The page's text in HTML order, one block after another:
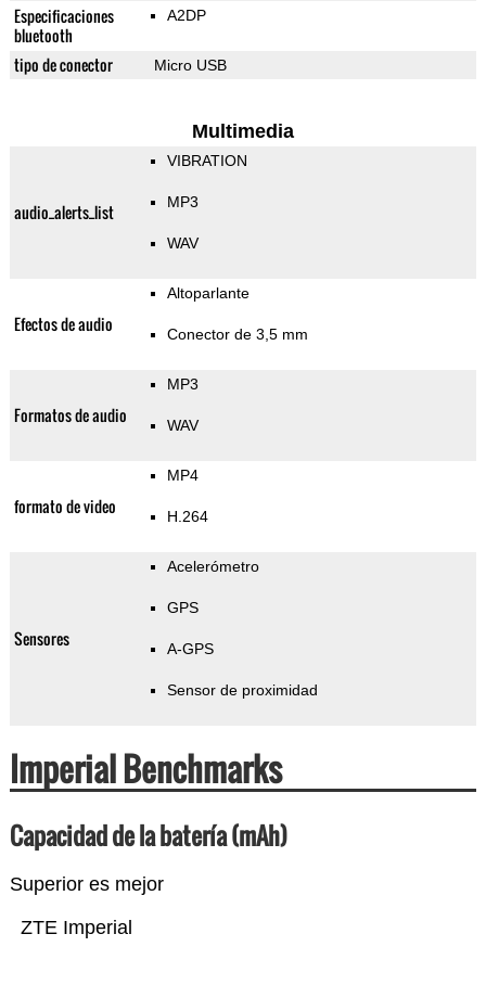
Especificaciones
bluetooth
A2DP
tipo de conector Micro USB
Multimedia
audio_alerts_list
VIBRATION
MP3
WAV
Efectos de audio
Altoparlante
Conector de 3,5 mm
Formatos de audio
MP3
WAV
formato de video
MP4
H.264
Sensores
Acelerómetro
GPS
A-GPS
Sensor de proximidad
Imperial Benchmarks
Capacidad de la batería (mAh)
Superior es mejor
ZTE Imperial